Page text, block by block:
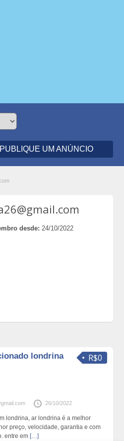
PUBLIQUE UM ANÚNCIO
desde: 24/10/2022
R$0
londrina
26/10/2022
londrina, ar londrina é a melhor
preço, velocidade, garantia e com
entre em […]